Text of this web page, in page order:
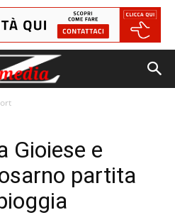
Gioiese e
partita